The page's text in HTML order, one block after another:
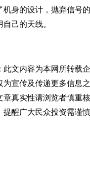
机身的设计，抛弃信号
己的天线。
此文内容为本网所转载
为宣传及传递更多信息
章真实性请浏览者慎重
醒广大民众投资需谨慎